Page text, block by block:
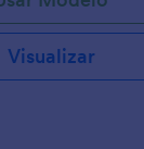
Visualizar